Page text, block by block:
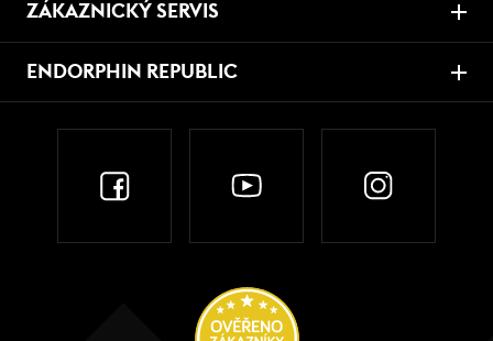
ZÁKAZNICKÝ SERVIS
ENDORPHIN REPUBLIC